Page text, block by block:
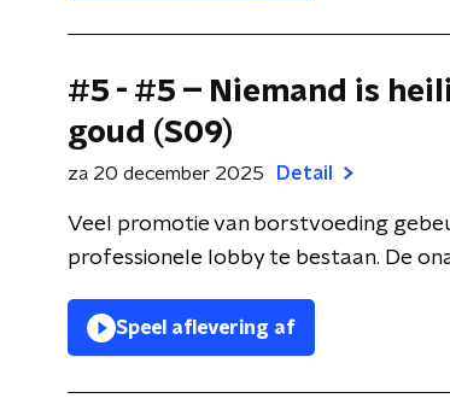
#5 - #5 – Niemand is
goud (S09)
za 20 december 2025 Detail
Veel promotie van borstvoeding
professionele lobby te bestaan. De
Speel aflevering af